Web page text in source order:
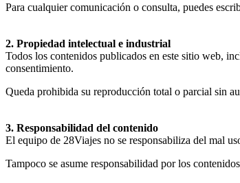
Para cualquier comunicación o consulta, puedes
2. Propiedad intelectual e industrial
Todos los contenidos publicados en este sitio web,
consentimiento.
Queda prohibida su reproducción total o parcial sin
3. Responsabilidad del contenido
El equipo de 28Viajes no se responsabiliza del mal
Tampoco se asume responsabilidad por los